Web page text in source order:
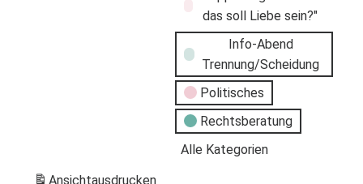
das soll Liebe sein?"
Info-Abend
Trennung/Scheidung
Politisches
Rechtsberatung
Alle Kategorien
Ansichtausdrucken